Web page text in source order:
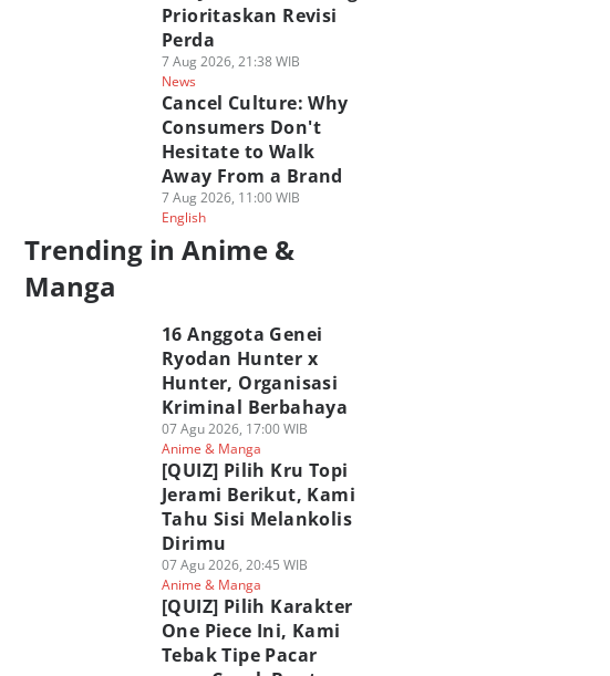
Prioritaskan Revisi
Perda
7 Aug 2026, 21:38 WIB
News
Cancel Culture: Why
Consumers Don't
Hesitate to Walk
Away From a Brand
7 Aug 2026, 11:00 WIB
English
Trending in Anime &
Manga
16 Anggota Genei
Ryodan Hunter x
Hunter, Organisasi
Kriminal Berbahaya
07 Agu 2026, 17:00 WIB
Anime & Manga
[QUIZ] Pilih Kru Topi
Jerami Berikut, Kami
Tahu Sisi Melankolis
Dirimu
07 Agu 2026, 20:45 WIB
Anime & Manga
[QUIZ] Pilih Karakter
One Piece Ini, Kami
Tebak Tipe Pacar